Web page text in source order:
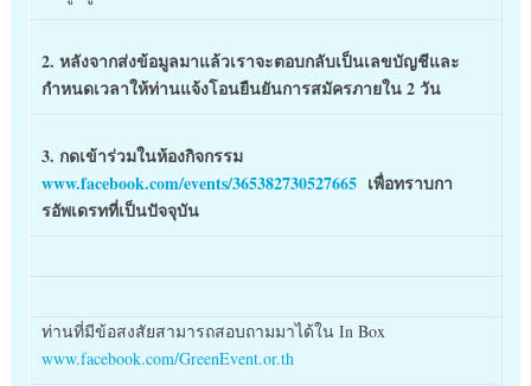
2. หลังจากส่งข้อมูลมาแล้วเราจะตอบกลับเป็นเลขบัญชีและ
กำหนดเวลาให้ท่านแจ้งโอนยืนยันการสมัครภายใน 2 วัน
3. กดเข้าร่วมในห้องกิจกรรม
www.facebook.com/events/365382730527665เพื่อทราบกา
รอัพเดรทที่เป็นปัจจุบัน
ท่านที่มีข้อสงสัยสามารถสอบถามมาได้ใน In Box
www.facebook.com/GreenEvent.or.th